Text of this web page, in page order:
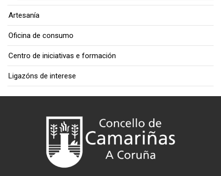
Artesanía
Oficina de consumo
Centro de iniciativas e formación
Ligazóns de interese